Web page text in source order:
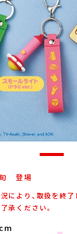
登場
により、取扱を終
承ください。